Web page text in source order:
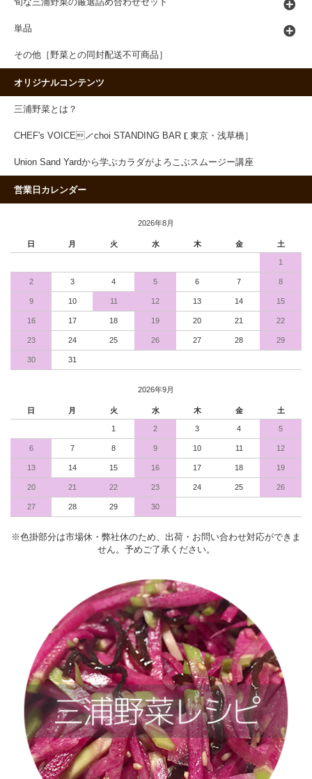
旬な三浦野菜の厳選詰め合わせセット
単品
その他［野菜との同封配送不可商品］
オリジナルコンテンツ
三浦野菜とは？
CHEF's VOICE／choi STANDING BAR［東京・浅草橋］
Union Sand Yardから学ぶカラダがよろこぶスムージー講座
営業日カレンダー
2026年8月
日 月 火 水 木 金 土
1
2 3 4 5 6 7 8
9 10 11 12 13 14 15
16 17 18 19 20 21 22
23 24 25 26 27 28 29
30 31
2026年9月
日 月 火 水 木 金 土
1 2 3 4 5
6 7 8 9 10 11 12
13 14 15 16 17 18 19
20 21 22 23 24 25 26
27 28 29 30
※色掛部分は市場休・弊社休のため、出荷・お問い合わせ対応ができま
せん。予めご了承ください。